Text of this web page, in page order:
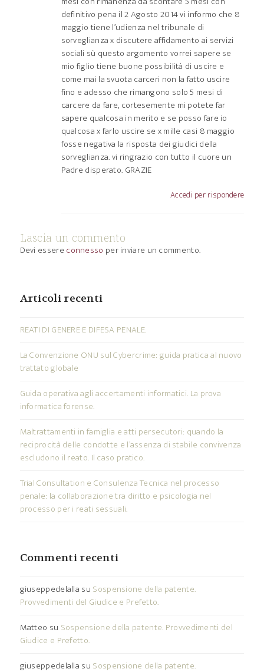
definitivo pena il 2 Agosto 2014 vi informo che 8
maggio tiene l’udienza nel tribunale di
sorveglianza x discutere affidamento ai servizi
sociali sù questo argomento vorrei sapere se
mio figlio tiene buone possibilità di uscire e
come mai la svuota carceri non la fatto uscire
fino e adesso che rimangono solo 5 mesi di
carcere da fare, cortesemente mi potete far
sapere qualcosa in merito e se posso fare io
qualcosa x farlo uscire se x mille casi 8 maggio
fosse negativa la risposta dei giudici della
sorveglianza. vi ringrazio con tutto il cuore un
Padre disperato. GRAZIE
Accedi per rispondere
Lascia un commento
Devi essere connesso per inviare un commento.
Articoli recenti
REATI DI GENERE E DIFESA PENALE.
La Convenzione ONU sul Cybercrime: guida pratica al nuovo
trattato globale
Guida operativa agli accertamenti informatici. La prova
informatica forense.
Maltrattamenti in famiglia e atti persecutori: quando la
reciprocità delle condotte e l’assenza di stabile convivenza
escludono il reato. Il caso pratico.
Trial Consultation e Consulenza Tecnica nel processo
penale: la collaborazione tra diritto e psicologia nel
processo per i reati sessuali.
Commenti recenti
giuseppedelalla su Sospensione della patente.
Provvedimenti del Giudice e Prefetto.
Matteo su Sospensione della patente. Provvedimenti del
Giudice e Prefetto.
giuseppedelalla su Sospensione della patente.